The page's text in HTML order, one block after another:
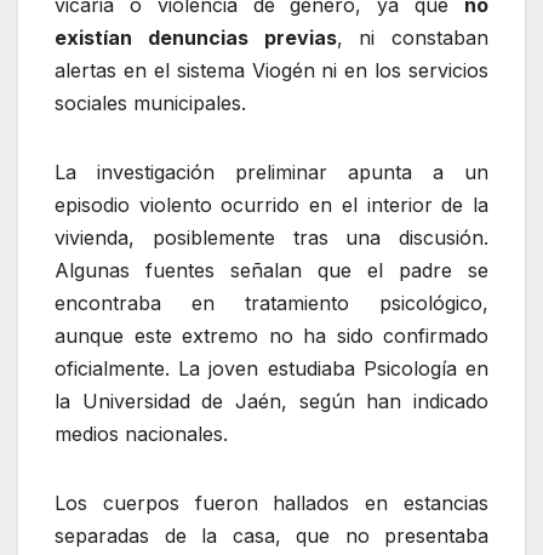
vicaria o violencia de género, ya que no
existían denuncias previas, ni constaban
alertas en el sistema Viogén ni en los servicios
sociales municipales.
La investigación preliminar apunta a un
episodio violento ocurrido en el interior de la
vivienda, posiblemente tras una discusión.
Algunas fuentes señalan que el padre se
encontraba en tratamiento psicológico,
aunque este extremo no ha sido confirmado
oficialmente. La joven estudiaba Psicología en
la Universidad de Jaén, según han indicado
medios nacionales.
Los cuerpos fueron hallados en estancias
separadas de la casa, que no presentaba